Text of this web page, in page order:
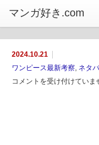
2024.10.21
ワンピース最新考察, ネタ
コメントを受け付けていま